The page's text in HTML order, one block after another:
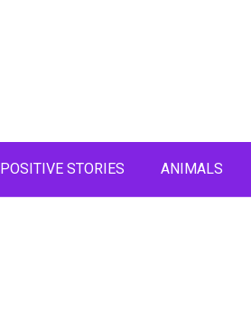
POSITIVE STORIES ANIMALS